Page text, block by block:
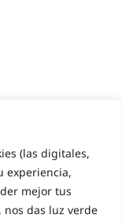
(las digitales,
experiencia,
mejor tus
nos das luz verde